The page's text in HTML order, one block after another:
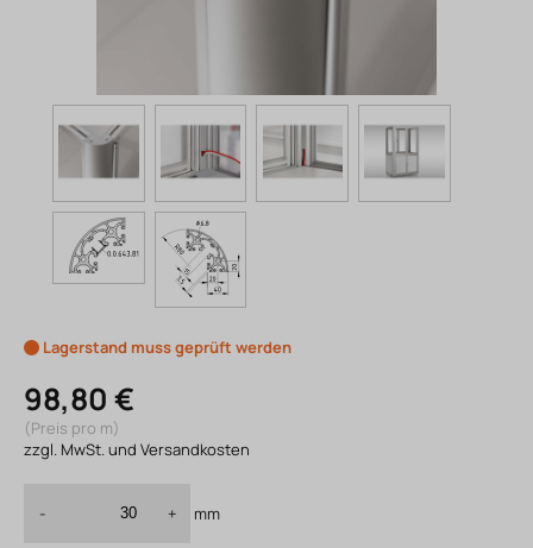
Lagerstand muss geprüft werden
98,80 €
(Preis pro m)
zzgl. MwSt. und Versandkosten
- + mm